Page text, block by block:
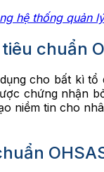
hệ thống quản
chuẩn
cho bất kì tổ
chứng nhận
niềm tin cho